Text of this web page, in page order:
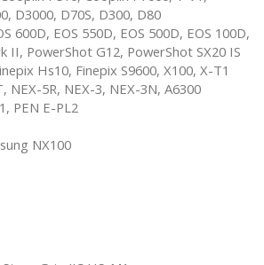
D3000, D70S, D300, D80
600D, EOS 550D, EOS 500D, EOS 100D,
II, PowerShot G12, PowerShot SX20 IS
Hs10, Finepix S9600, X100, X-T1
NEX-5R, NEX-3, NEX-3N, A6300
PEN E-PL2
NX100